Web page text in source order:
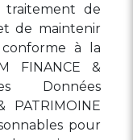
traitement de
de maintenir
à la
FINANCE &
Données
PATRIMOINE
pour